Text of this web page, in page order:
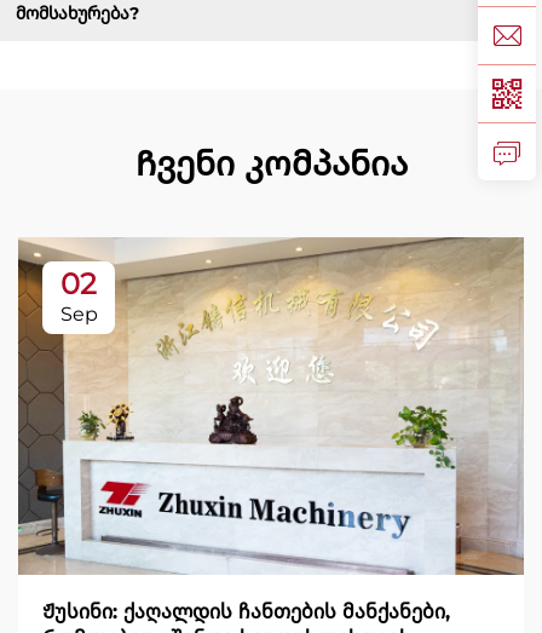
მომსახურება?
Ჩვენი კომპანია
02
Sep
Ჟუსინი: ქაღალდის ჩანთების მანქანები,